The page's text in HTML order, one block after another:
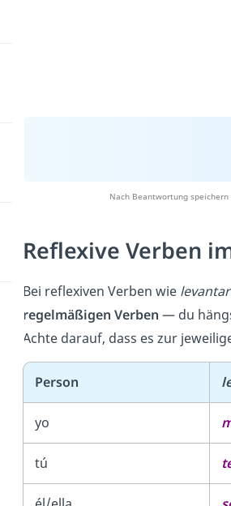
Nach Beantwortung
Reflexive Verben
Bei reflexiven Verben wie
regelmäßigen Verben — du
Achte darauf, dass es zur
Person
yo
tú